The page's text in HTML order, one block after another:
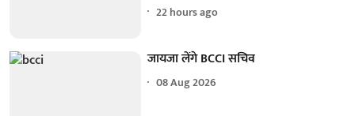
22 hours ago
जायजा लेंगे BCCI सचिव
08 Aug 2026